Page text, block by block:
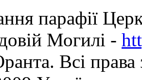
парафії
Могилі -
Всі